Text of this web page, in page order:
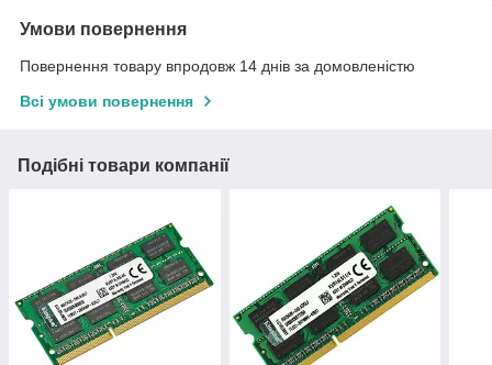
Умови повернення
Повернення товару впродовж 14 днів за домовленістю
Всі умови повернення
Подібні товари компанії